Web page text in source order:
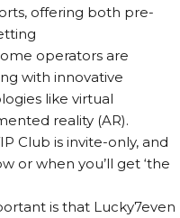
offering both pre-
operators are
with innovative
like virtual
reality (AR).
Club is invite-only, and
or when you’ll get ‘the
is that Lucky7even